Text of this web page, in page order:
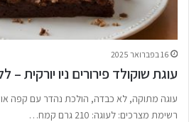
16 בפברואר 2025
עוגת שוקולד פירורים ניו יורקית –
עוגה מתוקה, לא כבדה, הולכת נהדר עם קפה
רשימת מצרכים: לעוגה: 210 גרם קמח…